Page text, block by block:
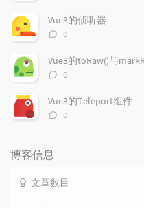
数：
Vue3的侦听器
评
数：
0
Vue3的toRaw()与
评
数：
0
Vue3的Teleport组件
评
0
博客信息
文章数目